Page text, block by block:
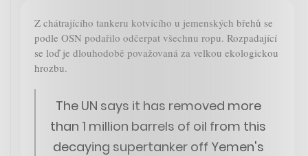
Z chátrajícího tankeru kotvícího u jemenských břehů se
podle OSN podařilo odčerpat všechnu ropu. Rozpadající
se loď je dlouhodobě považovaná za velkou ekologickou
hrozbu.
The UN says it has removed more
than 1 million barrels of oil from this
decaying supertanker off Yemen's